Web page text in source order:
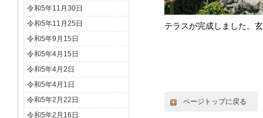
令和5年11月30日
令和5年11月25日
令和5年9月15日
令和5年4月15日
令和5年4月2日
令和5年4月1日
令和5年2月22日
令和5年2月16日
テラスが完成しました。
ページトップに戻る